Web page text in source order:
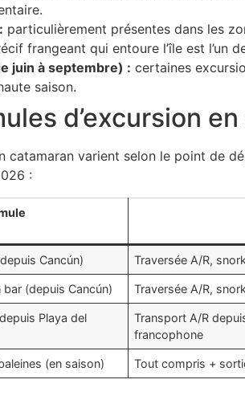
particulièrement présentes dans les
frangeant qui entoure l’île est l’un
juin à septembre) : certaines
saison.
d’excursion
catamaran varient selon le point de
:
Cancún) Traversée A/R,
(depuis Cancún) Traversée A/R,
Playa del
Transport A/R
francophone
(en saison) Tout compris +